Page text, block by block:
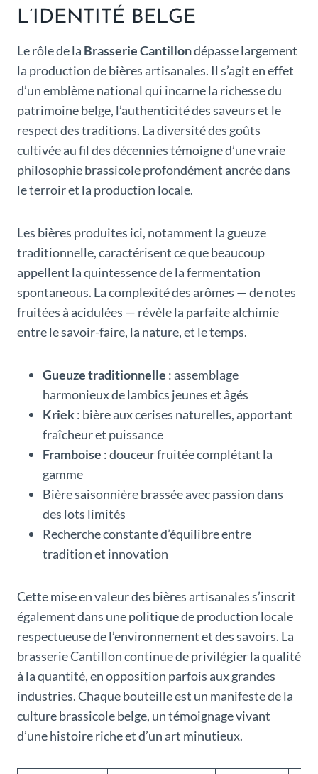
L’IDENTITÉ BELGE
Le rôle de la Brasserie Cantillondépasse largement
la production de bières artisanales. Il s’agit en effet
d’un emblème national qui incarne la richesse du
patrimoine belge, l’authenticité des saveurs et le
respect des traditions. La diversité des goûts
cultivée au fil des décennies témoigne d’une vraie
philosophie brassicole profondément ancrée dans
le terroir et la production locale.
Les bières produites ici, notamment la gueuze
traditionnelle, caractérisent ce que beaucoup
appellent la quintessence de la fermentation
spontaneous. La complexité des arômes — de notes
fruitées à acidulées — révèle la parfaite alchimie
entre le savoir-faire, la nature, et le temps.
Gueuze traditionnelle : assemblage
harmonieux de lambics jeunes et âgés
Kriek: bière aux cerises naturelles, apportant
fraîcheur et puissance
Framboise : douceur fruitée complétant la
gamme
Bière saisonnière brassée avec passion dans
des lots limités
Recherche constante d’équilibre entre
tradition et innovation
Cette mise en valeur des bières artisanales s’inscrit
également dans une politique de production locale
respectueuse de l’environnement et des savoirs. La
brasserie Cantillon continue de privilégier la qualité
à la quantité, en opposition parfois aux grandes
industries. Chaque bouteille est un manifeste de la
culture brassicole belge, un témoignage vivant
d’une histoire riche et d’un art minutieux.